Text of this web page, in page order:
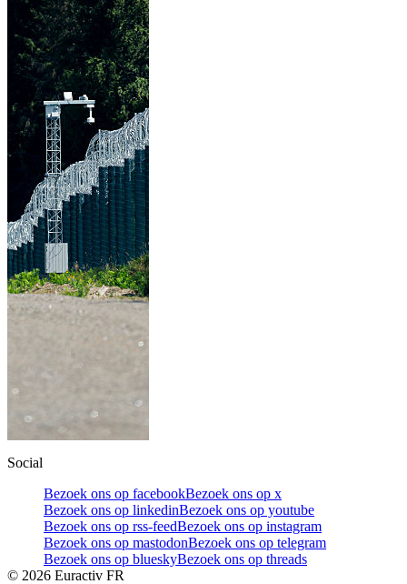
Social
Bezoek ons op facebookBezoek ons op x
Bezoek ons op linkedinBezoek ons op youtube
Bezoek ons op rss-feedBezoek ons op instagram
Bezoek ons op mastodonBezoek ons op telegram
Bezoek ons op blueskyBezoek ons op threads
© 2026 Euractiv FR